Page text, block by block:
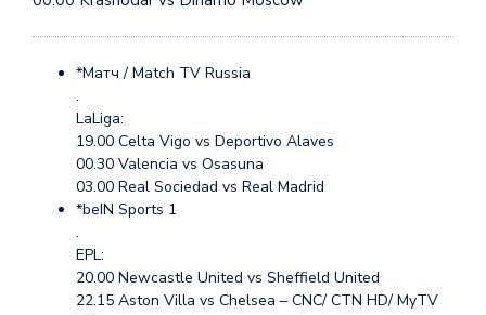
*Матч / Match TV Russia
.
LaLiga:
19.00 Celta Vigo vs Deportivo Alaves
00.30 Valencia vs Osasuna
03.00 Real Sociedad vs Real Madrid
*beIN Sports 1
.
EPL:
20.00 Newcastle United vs Sheffield United
22.15 Aston Villa vs Chelsea – CNC/ CTN HD/ MyTV